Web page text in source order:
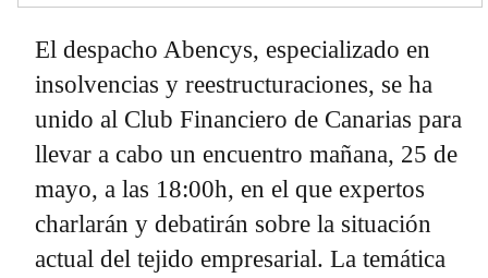
El despacho Abencys, especializado en
insolvencias y reestructuraciones, se ha
unido al Club Financiero de Canarias para
llevar a cabo un encuentro mañana, 25 de
mayo, a las 18:00h, en el que expertos
charlarán y debatirán sobre la situación
actual del tejido empresarial. La temática